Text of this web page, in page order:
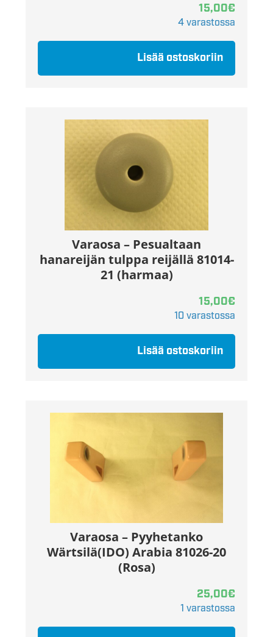
15,00€
4 varastossa
Lisää ostoskoriin
Varaosa – Pesualtaan
hanareijän tulppa reijällä 81014-
21 (harmaa)
15,00€
10 varastossa
Lisää ostoskoriin
Varaosa – Pyyhetanko
Wärtsilä(IDO) Arabia 81026-20
(Rosa)
25,00€
1 varastossa